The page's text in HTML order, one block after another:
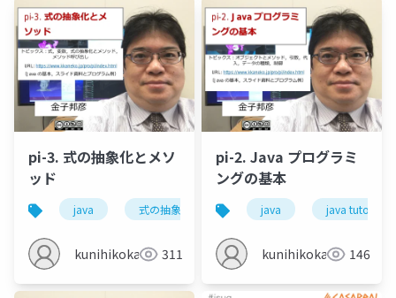
pi-3. 式の抽象化とメソ
ッド
java 式の抽象化 メソッド java tutor
kunihikokaneko311
pi-2. Java プログラミ
ングの基本
java java tutor
kunihikokaneko146